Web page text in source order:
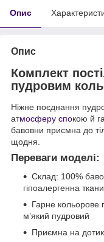
Опис
Опис
Комплект
пудровим
Ніжне поєднання
атмосферу спокою й
бавовни приємна до
щодня.
Переваги моделі:
Склад: 100%
гіпоалергенна
Гарне кольорове
м’який пудровий
Приємна на дотик